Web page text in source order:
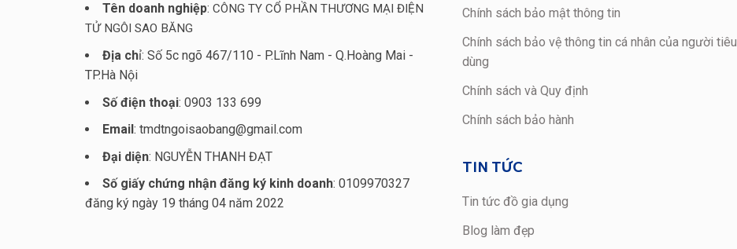
Tên doanh nghiệp: CÔNG TY CỔ PHẦN THƯƠNG MẠI ĐIỆN
TỬ NGÔI SAO BĂNG
Địa chỉ: Số 5c ngõ 467/110 - P.Lĩnh Nam - Q.Hoàng Mai -
TP.Hà Nội
Số điện thoại: 0903 133 699
Email : tmdtngoisaobang@gmail.com
Đại diện: NGUYỄN THANH ĐẠT
Số giấy chứng nhận đăng ký kinh doanh: 0109970327
đăng ký ngày 19 tháng 04 năm 2022
Chính sách bảo mật thông tin
Chính sách bảo vệ thông tin cá nhân của người tiêu
dùng
Chính sách và Quy định
Chính sách bảo hành
TIN TỨC
Tin tức đồ gia dụng
Blog làm đẹp